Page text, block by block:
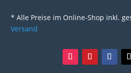
* Alle Preise im Online-Shop inkl.
Versand